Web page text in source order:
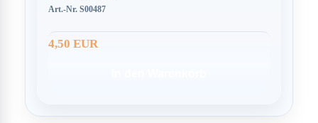
Art.-Nr. S00487
4,50 EUR